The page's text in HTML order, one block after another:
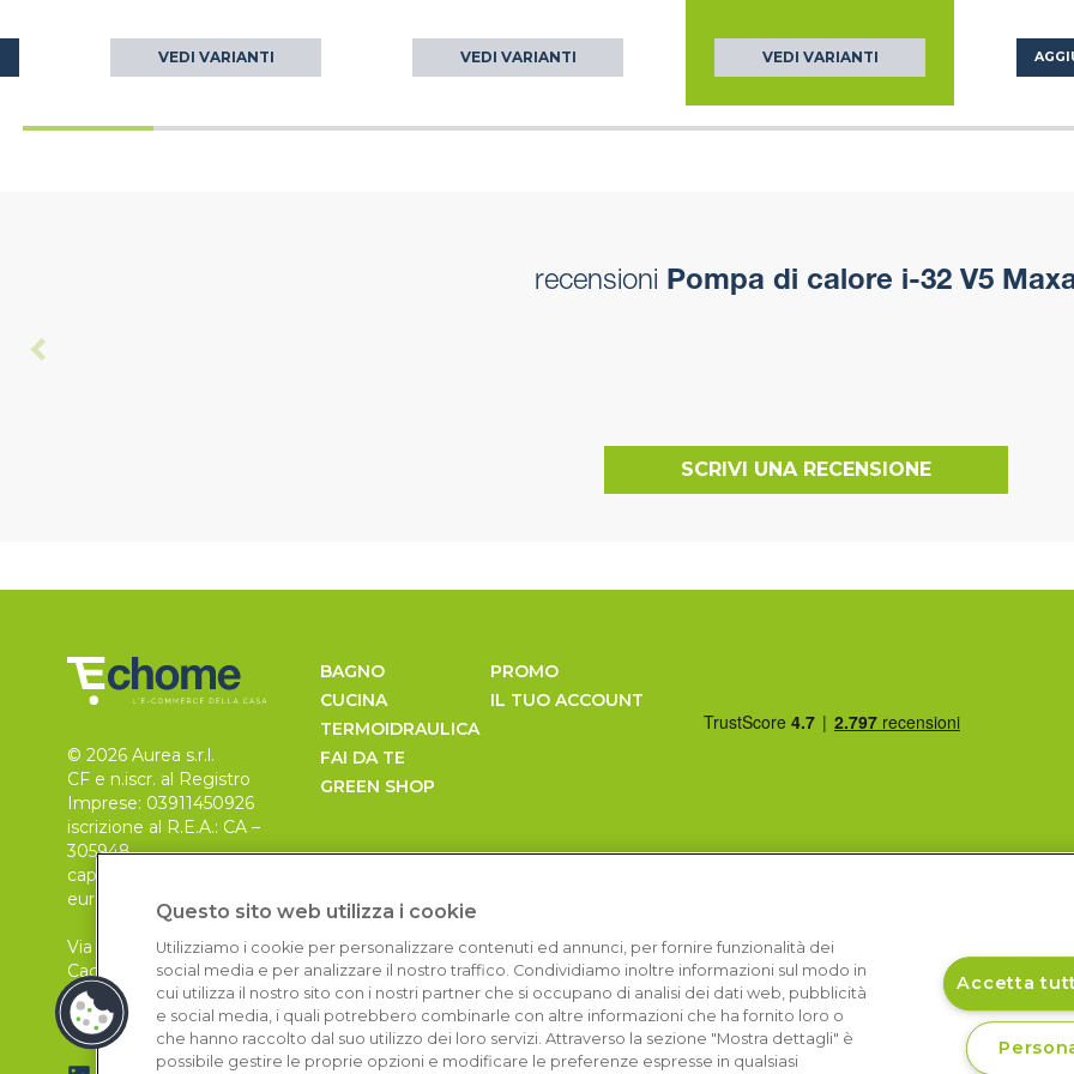
VEDI VARIANTI VEDI VARIANTI VEDI VARIANTI
recensioni Pompa di calore i-32 V5
SCRIVI UNA RECENSIONE
© 2026 Aurea s.r.l.
CF e n.iscr. al Registro
Imprese: 03911450926
iscrizione al R.E.A.: CA –
305948
capitale sociale 30.000
euro, i.v.
Via Pietro Leo n. 6
Cagliari
09129
BAGNO
CUCINA
TERMOIDRAULICA
FAI DA TE
GREEN SHOP
PROMO
IL TUO ACCOUNT
Questo sito web utilizza i cookie
Utilizziamo i cookie per personalizzare contenuti ed annunci, per fornire funzionalità dei
social media e per analizzare il nostro traffico. Condividiamo inoltre informazioni sul modo in
cui utilizza il nostro sito con i nostri partner che si occupano di analisi dei dati web, pubblicità
e social media, i quali potrebbero combinarle con altre informazioni che ha fornito loro o
che hanno raccolto dal suo utilizzo dei loro servizi. Attraverso la sezione "Mostra dettagli" è
possibile gestire le proprie opzioni e modificare le preferenze espresse in qualsiasi
Accetta